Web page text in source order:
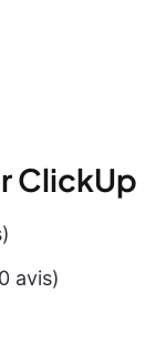
ClickUp
avis)